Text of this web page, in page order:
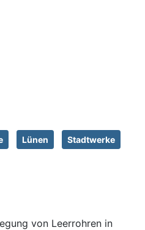
Lünen Stadtwerke
von Leerrohren in